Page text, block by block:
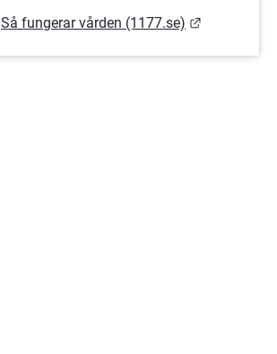
Så fungerar vården (1177.se)